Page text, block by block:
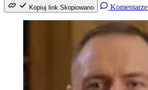
Kopiuj link Skopiowano Komentarze